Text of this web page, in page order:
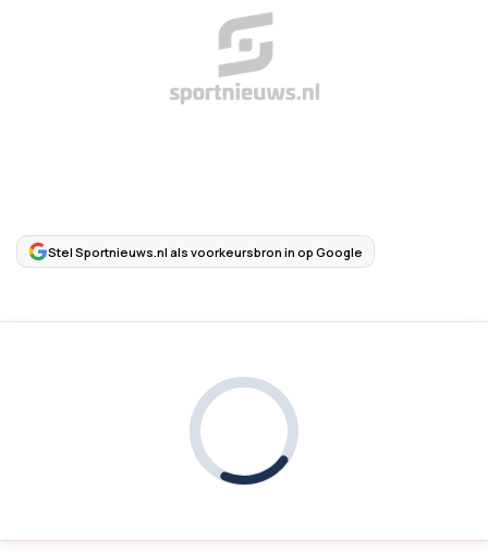
Stel Sportnieuws.nl als voorkeursbron in op Google